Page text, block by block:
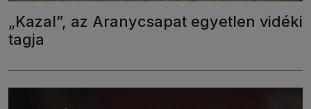
„Kazal”, az Aranycsapat egyetlen vidéki
tagja